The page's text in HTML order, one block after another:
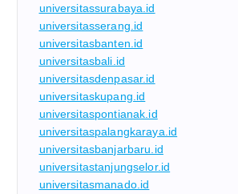
universitassurabaya.id
universitasserang.id
universitasbanten.id
universitasbali.id
universitasdenpasar.id
universitaskupang.id
universitaspontianak.id
universitaspalangkaraya.id
universitasbanjarbaru.id
universitastanjungselor.id
universitasmanado.id